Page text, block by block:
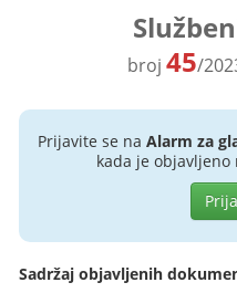
broj45/
Prijavite se na Alarm za
kada je objavljeno
Sadržaj objavljenih